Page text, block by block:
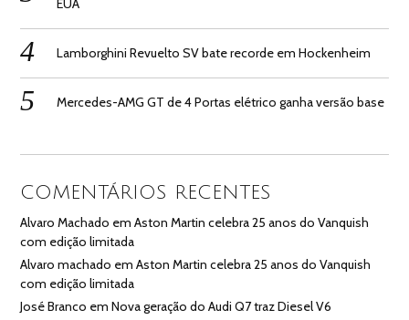
EUA
Lamborghini Revuelto SV bate recorde em Hockenheim
Mercedes-AMG GT de 4 Portas elétrico ganha versão base
COMENTÁRIOS RECENTES
Alvaro Machado emAston Martin celebra 25 anos do Vanquish
com edição limitada
Alvaro machado emAston Martin celebra 25 anos do Vanquish
com edição limitada
José Branco emNova geração do Audi Q7 traz Diesel V6